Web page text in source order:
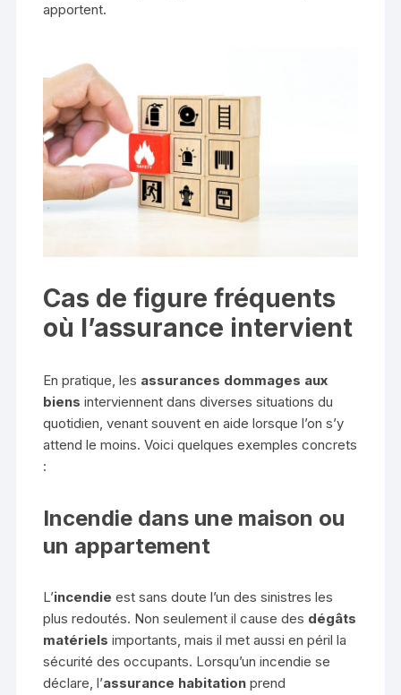
apportent.
Cas de figure fréquents
où l’assurance intervient
En pratique, les assurances dommages aux
biens interviennent dans diverses situations du
quotidien, venant souvent en aide lorsque l’on s’y
attend le moins. Voici quelques exemples concrets
:
Incendie dans une maison ou
un appartement
L’incendie est sans doute l’un des sinistres les
plus redoutés. Non seulement il cause des dégâts
matériels importants, mais il met aussi en péril la
sécurité des occupants. Lorsqu’un incendie se
déclare, l’assurance habitation prend